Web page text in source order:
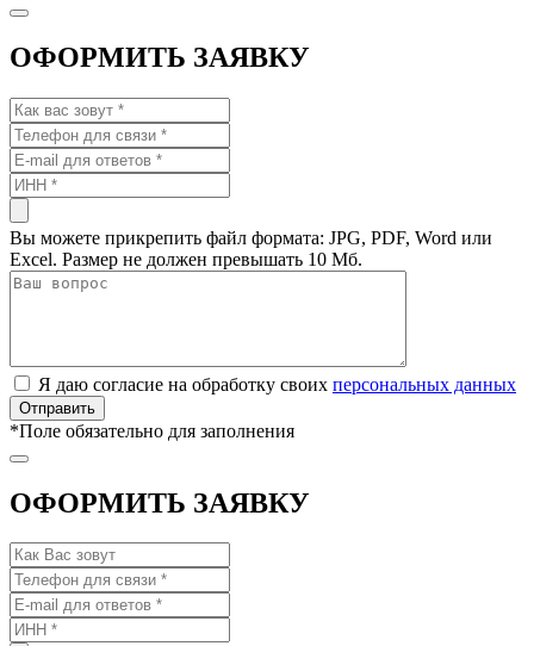
ОФОРМИТЬ ЗАЯВКУ
Вы можете прикрепить файл формата: JPG, PDF, Word или
Excel. Размер не должен превышать 10 Мб.
Я даю согласие на обработку своих персональных данных
*Поле обязательно для заполнения
ОФОРМИТЬ ЗАЯВКУ